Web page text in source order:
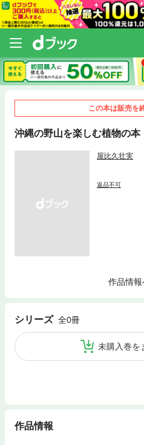
この本は販売を
沖縄の野山を楽しむ植物の
屋比久壮実
返品不可
作品情報
シリーズ 全0冊
未購入巻を
作品情報